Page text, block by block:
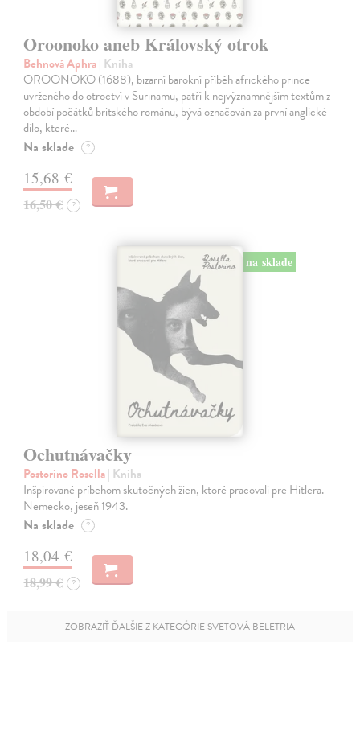
Oroonoko aneb Královský otrok
Behnová Aphra| Kniha
OROONOKO (1688), bizarní barokní příběh afrického prince
uvrženého do otroctví v Surinamu, patří k nejvýznamnějším textům z
období počátků britského románu, bývá označován za první anglické
dílo, které…
Na sklade ?
15,68 €
16,50 € ?
na sklade
Ochutnávačky
Postorino Rosella| Kniha
Inšpirované príbehom skutočných žien, ktoré pracovali pre Hitlera.
Nemecko, jeseň 1943.
Na sklade ?
18,04 €
18,99 € ?
ZOBRAZIŤ ĎALŠIE Z KATEGÓRIE SVETOVÁ BELETRIA